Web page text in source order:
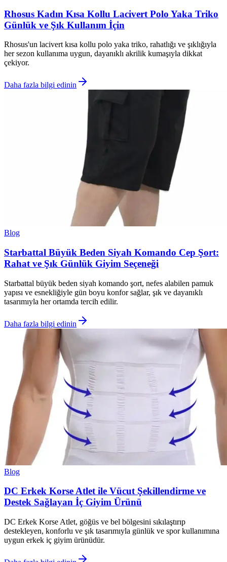
Rhosus Kadın Kısa Kollu Lacivert Polo Yaka Triko
Günlük ve Şık Kullanım İçin
Rhosus'un lacivert kısa kollu polo yaka triko, rahatlığı ve şıklığıyla
her sezon kullanıma uygun, dayanıklı akrilik kumaşıyla dikkat
çekiyor.
Daha fazla bilgi edinin
Blog
Starbattal Büyük Beden Siyah Komando Cep Şort:
Rahat ve Şık Günlük Giyim Seçeneği
Starbattal büyük beden siyah komando şort, nefes alabilen pamuk
yapısı ve esnekliğiyle gün boyu konfor sağlar, şık ve dayanıklı
tasarımıyla her ortamda tercih edilir.
Daha fazla bilgi edinin
Blog
DC Erkek Korse Atlet ile Vücut Şekillendirme ve
Destek Sağlayan İç Giyim Ürünü
DC Erkek Korse Atlet, göğüs ve bel bölgesini sıkılaştırıp
destekleyen, konforlu ve şık tasarımıyla günlük ve spor kullanımına
uygun erkek iç giyim ürünüdür.